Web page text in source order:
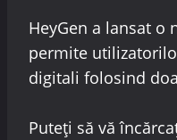
HeyGen a lansat o
permite
digitali folosind
Puteți să vă